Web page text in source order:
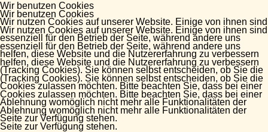
Wir benutzen Cookies
Wir nutzen Cookies auf unserer Website. Einige von ihnen sind
essenziell für den Betrieb der Seite, während andere uns
helfen, diese Website und die Nutzererfahrung zu verbessern
(Tracking Cookies). Sie können selbst entscheiden, ob Sie die
Cookies zulassen möchten. Bitte beachten Sie, dass bei einer
Ablehnung womöglich nicht mehr alle Funktionalitäten der
Seite zur Verfügung stehen.
Wir benutzen Cookies
Wir nutzen Cookies auf unserer Website. Einige von ihnen sind
essenziell für den Betrieb der Seite, während andere uns
helfen, diese Website und die Nutzererfahrung zu verbessern
(Tracking Cookies). Sie können selbst entscheiden, ob Sie die
Cookies zulassen möchten. Bitte beachten Sie, dass bei einer
Ablehnung womöglich nicht mehr alle Funktionalitäten der
Seite zur Verfügung stehen.